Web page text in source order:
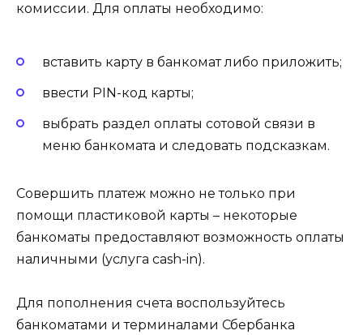
комиссии. Для оплаты необходимо:
вставить карту в банкомат либо приложить;
ввести PIN-код карты;
выбрать раздел оплаты сотовой связи в
меню банкомата и следовать подсказкам.
Совершить платеж можно не только при
помощи пластиковой карты – некоторые
банкоматы предоставляют возможность оплаты
наличными (услуга cash-in).
Для пополнения счета воспользуйтесь
банкоматами и терминалами Сбербанка